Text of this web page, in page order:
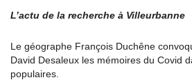
L’actu de la recherche à Villeurbanne
Le géographe François Duchêne
David Desaleux les mémoires du Covid
populaires.